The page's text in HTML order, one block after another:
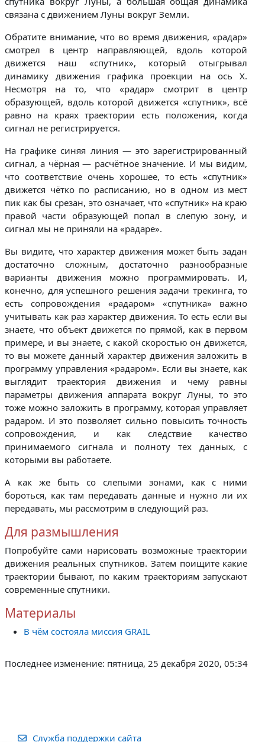
связана с движением Луны вокруг Земли.
Обратите внимание, что во время движения, «радар»
смотрел в центр направляющей, вдоль которой
движется наш «спутник», который отыгрывал
динамику движения графика проекции на ось X.
Несмотря на то, что «радар» смотрит в центр
образующей, вдоль которой движется «спутник», всё
равно на краях траектории есть положения, когда
сигнал не регистрируется.
На графике синяя линия — это зарегистрированный
сигнал, а чёрная — расчётное значение. И мы видим,
что соответствие очень хорошее, то есть «спутник»
движется чётко по расписанию, но в одном из мест
пик как бы срезан, это означает, что «спутник» на краю
правой части образующей попал в слепую зону, и
сигнал мы не приняли на «радаре».
Вы видите, что характер движения может быть задан
достаточно сложным, достаточно разнообразные
варианты движения можно программировать. И,
конечно, для успешного решения задачи трекинга, то
есть сопровождения «радаром» «спутника» важно
учитывать как раз характер движения. То есть если вы
знаете, что объект движется по прямой, как в первом
примере, и вы знаете, с какой скоростью он движется,
то вы можете данный характер движения заложить в
программу управления «радаром». Если вы знаете, как
выглядит траектория движения и чему равны
параметры движения аппарата вокруг Луны, то это
тоже можно заложить в программу, которая управляет
радаром. И это позволяет сильно повысить точность
сопровождения, и как следствие качество
принимаемого сигнала и полноту тех данных, с
которыми вы работаете.
А как же быть со слепыми зонами, как с ними
бороться, как там передавать данные и нужно ли их
передавать, мы рассмотрим в следующий раз.
Для размышления
Попробуйте сами нарисовать возможные траектории
движения реальных спутников. Затем поищите какие
траектории бывают, по каким траекториям запускают
современные спутники.
Материалы
В чём состояла миссия GRAIL
Последнее изменение: пятница, 25 декабря 2020, 05:34
Служба поддержки сайта